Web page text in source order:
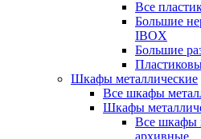
Все
Большие
IBOX
Большие
Шкафы металлические
Все шкафы
Шкафы
Все шкафы
архивные